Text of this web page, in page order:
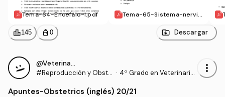
Tema-64-Encefalo-I.pdf
Tema-65-Sistema-nervio
leaderboard145 personal_bag 0 Descargar
@VeterinariaEstresada
#Reproducción y Obste · 4º Grado en Veterinaria
more_vert
Apuntes-Obstetrics (inglés) 20/21